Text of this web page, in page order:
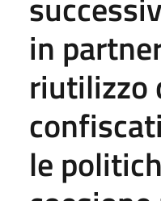
in
riutilizzo
le